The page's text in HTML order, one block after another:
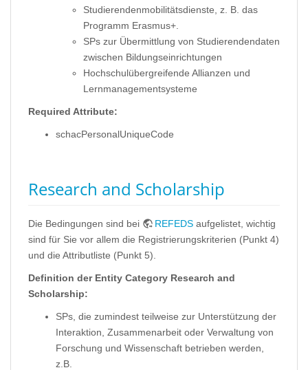
Studierendenmobilitätsdienste, z. B. das
Programm Erasmus+.
SPs zur Übermittlung von Studierendendaten
zwischen Bildungseinrichtungen
Hochschulübergreifende Allianzen und
Lernmanagementsysteme
Required Attribute:
schacPersonalUniqueCode
Research and Scholarship
Die Bedingungen sind bei REFEDS aufgelistet, wichtig
sind für Sie vor allem die Registrierungskriterien (Punkt 4)
und die Attributliste (Punkt 5).
Definition der Entity Category Research and
Scholarship:
SPs, die zumindest teilweise zur Unterstützung der
Interaktion, Zusammenarbeit oder Verwaltung von
Forschung und Wissenschaft betrieben werden,
z.B.